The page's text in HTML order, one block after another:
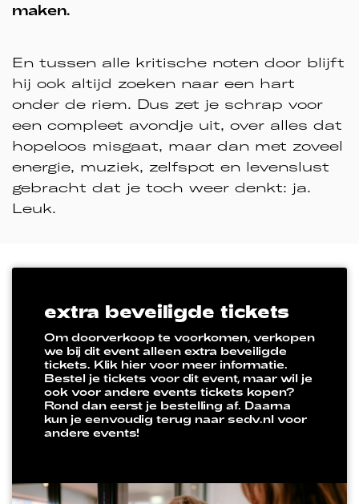
maken.
En tussen alle kritische noten door blijft
hij ook altijd zoeken naar een hart
onder de riem. Dus zet je schrap voor
een compleet avondje uit, over alles dat
hopeloos misgaat, maar dan met zoveel
energie, muziek, zelfspot en levenslust
gebracht dat je toch weer denkt: ja.
Leuk.
extra beveiligde tickets
Om doorverkoop te voorkomen, verkopen
we bij dit event alleen extra beveiligde
tickets. Klik hier voor meer informatie.
Bestel je tickets voor dit event, maar wil je
ook voor andere events tickets kopen?
Rond dan eerst je bestelling af. Daarna
kun je eenvoudig terug naar sedv.nl voor
andere events!